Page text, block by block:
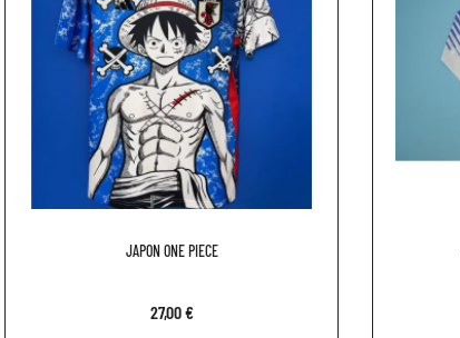
JAPON ONE PIECE
27,00 €